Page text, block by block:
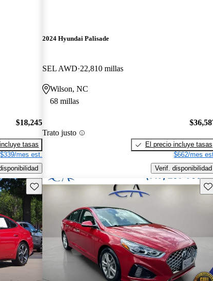
$18,245
tasas
$339/mes est.
2024 Hyundai Palisade
SEL AWD 22,810 millas
Wilson, NC
68 millas
Trato justo
El precio incluye tasas
$662/mes
Verif. disponibilidad
Guarda este Aviso